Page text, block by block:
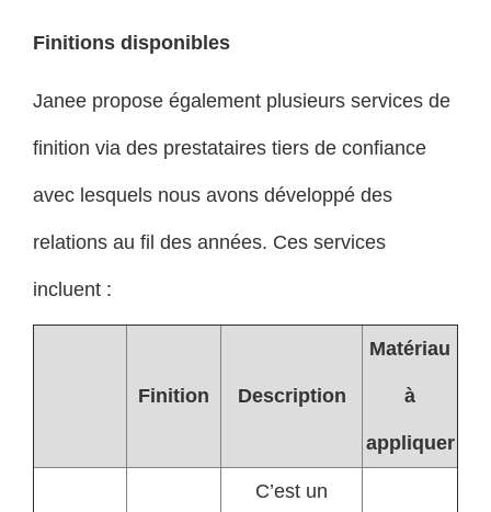
Finitions disponibles
Janee propose également plusieurs services de
finition via des prestataires tiers de confiance
avec lesquels nous avons développé des
relations au fil des années. Ces services
incluent :
Finition Description
Matériau
à
appliquer
C’est un